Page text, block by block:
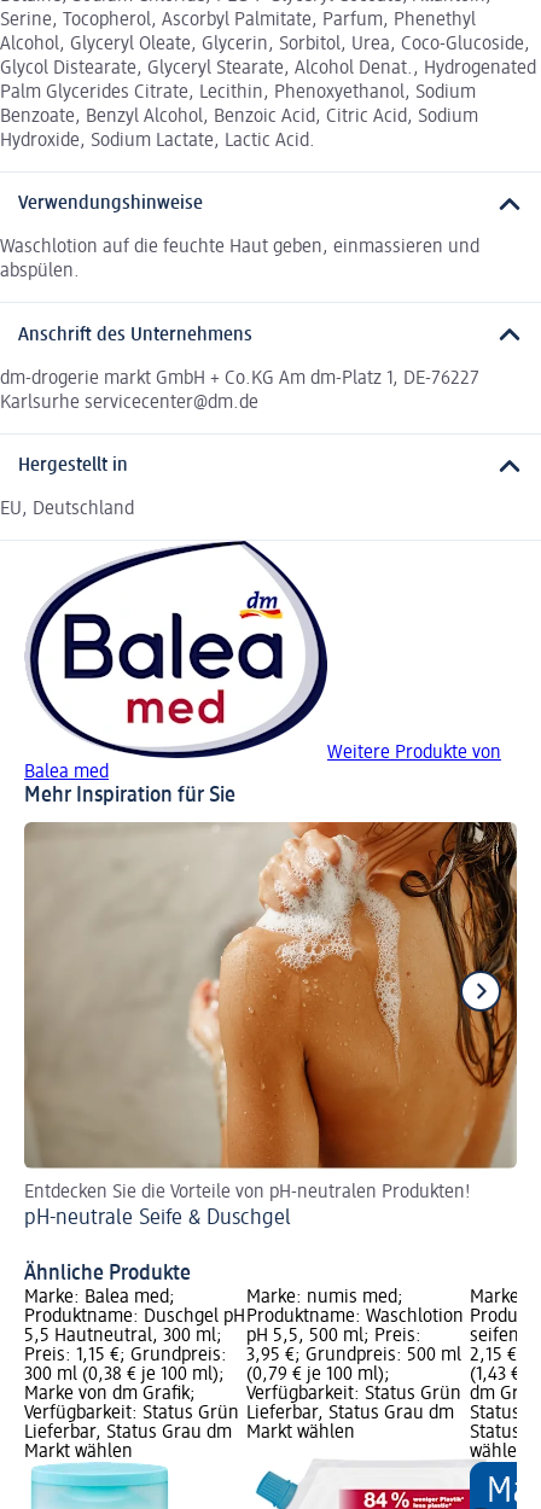
Serine, Tocopherol, Ascorbyl Palmitate, Parfum, Phenethyl
Alcohol, Glyceryl Oleate, Glycerin, Sorbitol, Urea, Coco-Glucoside,
Glycol Distearate, Glyceryl Stearate, Alcohol Denat., Hydrogenated
Palm Glycerides Citrate, Lecithin, Phenoxyethanol, Sodium
Benzoate, Benzyl Alcohol, Benzoic Acid, Citric Acid, Sodium
Hydroxide, Sodium Lactate, Lactic Acid.
Verwendungshinweise
Waschlotion auf die feuchte Haut geben, einmassieren und
abspülen.
Anschrift des Unternehmens
dm-drogerie markt GmbH + Co.KG Am dm-Platz 1, DE-76227
Karlsurhe servicecenter@dm.de
Hergestellt in
EU, Deutschland
Weitere Produkte von
Balea med
Mehr Inspiration für Sie
Entdecken Sie die Vorteile von pH-neutralen Produkten!
pH-neutrale Seife & Duschgel
Ähnliche Produkte
Marke: Balea med;
Produktname: Duschgel pH
5,5 Hautneutral, 300 ml;
Preis: 1,15 €; Grundpreis:
300 ml (0,38 € je 100 ml);
Marke von dm Grafik;
Verfügbarkeit: Status Grün
Lieferbar, Status Grau dm
Markt wählen
Marke: numis med;
Produktname: Waschlotion
pH 5,5, 500 ml; Preis:
3,95 €; Grundpreis: 500 ml
(0,79 € je 100 ml);
Verfügbarkeit: Status Grün
Lieferbar, Status Grau dm
Markt wählen
Marke:
2,15 €;
(1,43 €
dm
Status
Status
wählen